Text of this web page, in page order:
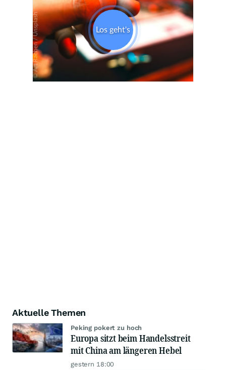
Aktuelle Themen
Peking pokert zu hoch
Europa sitzt beim Handelsstreit
mit China am längeren Hebel
gestern 18:00